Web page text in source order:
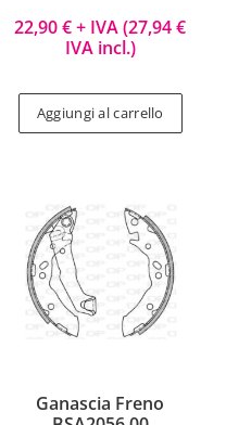
22,90€+ IVA (27,94€
IVA incl.)
Aggiungi al carrello
Ganascia Freno